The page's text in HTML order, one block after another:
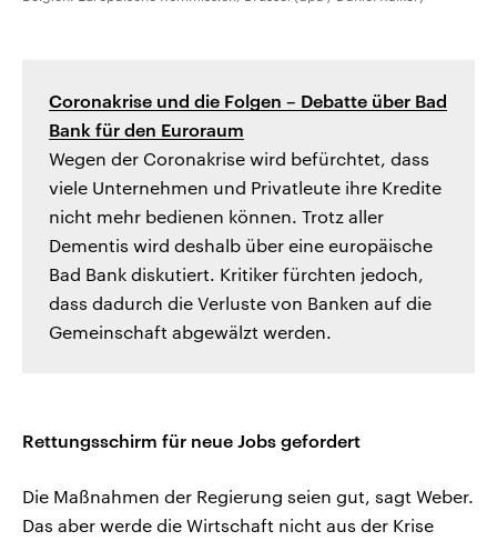
Coronakrise und die Folgen – Debatte über Bad
Bank für den Euroraum
Wegen der Coronakrise wird befürchtet, dass
viele Unternehmen und Privatleute ihre Kredite
nicht mehr bedienen können. Trotz aller
Dementis wird deshalb über eine europäische
Bad Bank diskutiert. Kritiker fürchten jedoch,
dass dadurch die Verluste von Banken auf die
Gemeinschaft abgewälzt werden.
Rettungsschirm für neue Jobs gefordert
Die Maßnahmen der Regierung seien gut, sagt Weber.
Das aber werde die Wirtschaft nicht aus der Krise